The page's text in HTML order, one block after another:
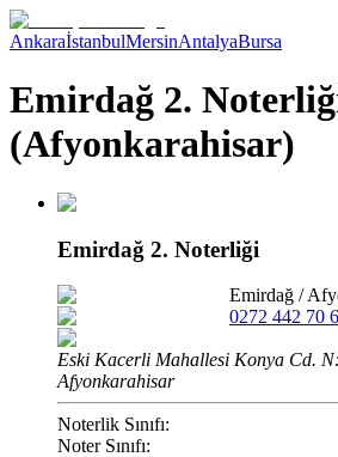
AnkaraİstanbulMersinAntalyaBursa
Emirdağ 2.
(Afyonkarahisar)
Emirdağ 2. Noterliği
Emirdağ /
0272 442 70
Eski Kacerli Mahallesi Konya Cd.
Afyonkarahisar
Noterlik Sınıfı:
Noter Sınıfı: